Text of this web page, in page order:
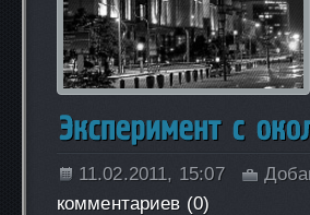
11.02.2011, 15:07
комментариев (0)